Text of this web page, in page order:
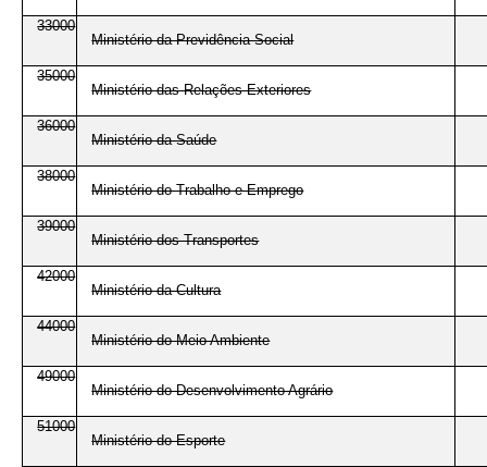
33000
Ministério da Previdência Social
35000
Ministério das Relações Exteriores
36000
Ministério da Saúde
38000
Ministério do Trabalho e Emprego
39000
Ministério dos Transportes
42000
Ministério da Cultura
44000
Ministério do Meio Ambiente
49000
Ministério do Desenvolvimento Agrário
51000
Ministério do Esporte